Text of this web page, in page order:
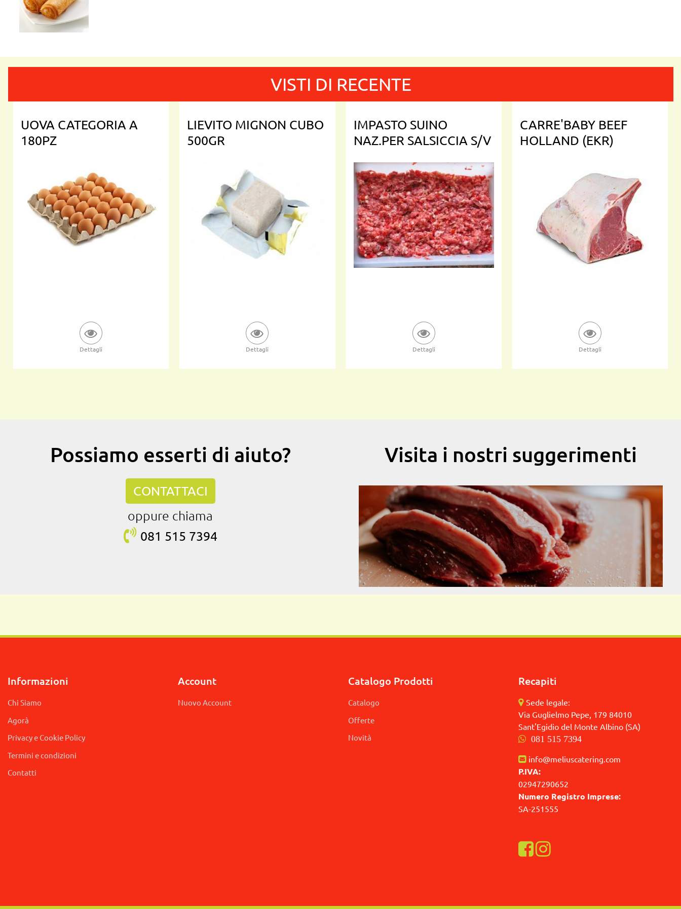
VISTI DI RECENTE
UOVA CATEGORIA A
180PZ
Dettagli
LIEVITO MIGNON CUBO
500GR
Dettagli
IMPASTO SUINO
NAZ.PER SALSICCIA S/V
Dettagli
CARRE'BABY BEEF
HOLLAND (EKR)
Dettagli
Possiamo esserti di aiuto?
CONTATTACI
oppure chiama
081 515 7394
Visita i nostri suggerimenti
Informazioni
Chi Siamo
Agorà
Privacy e Cookie Policy
Termini e condizioni
Contatti
Account
Nuovo Account
Catalogo Prodotti
Catalogo
Offerte
Novità
Recapiti
Sede legale:
Via Guglielmo Pepe, 179 84010
Sant'Egidio del Monte Albino (SA)
081 515 7394
info@meliuscatering.com
P.IVA:
02947290652
Numero Registro Imprese:
SA-251555
Visualizza la nostra pagina Facebook
Visualizza il nostro profilo Instagram